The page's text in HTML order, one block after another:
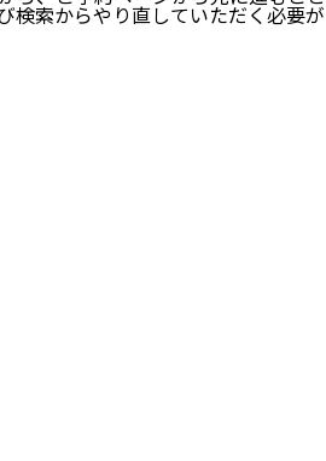
検索からやり直していただく必要が